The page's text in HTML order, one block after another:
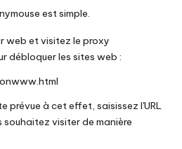
est simple.
web et visitez le proxy
débloquer les sites web :
prévue à cet effet, saisissez l'URL
souhaitez visiter de manière